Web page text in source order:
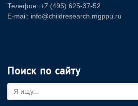
Телефон: +7 (495) 625-37-52
E-mail: info@childresearch.mgppu.ru
Поиск по сайту